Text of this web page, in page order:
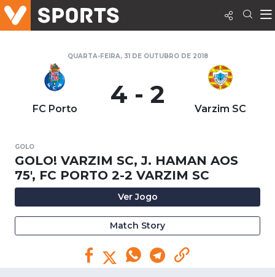
QUARTA-FEIRA, 31 DE OUTUBRO DE 2018
FC Porto 4 - 2 Varzim SC
GOLO
GOLO! VARZIM SC, J. HAMAN AOS
75', FC PORTO 2-2 VARZIM SC
Ver Jogo
Match Story